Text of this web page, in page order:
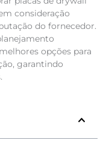
consideração
do fornecedor.
opções para
garantindo